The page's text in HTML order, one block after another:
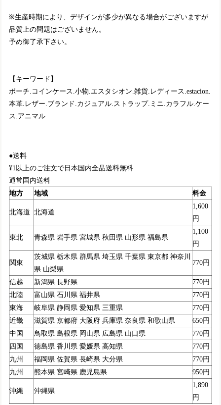
※生産時期により、デザインが多少が異なる場合がございますが
品質上の問題はございません。
予め御了承下さい。
【キーワード】
ポーチ.コインケース.小物.エスタシオン.雑貨.レディース.estacion.
本革.レザー.ブランド.カジュアル.ストラップ.ミニ.カラフル.ケー
ス.アニマル
●送料
¥1以上のご注文で日本国内全品送料無料
通常国内送料
地方
地域 料金
北海道 北海道
1,600
円
東北 青森県 岩手県 宮城県 秋田県 山形県 福島県
1,100
円
関東
茨城県 栃木県 群馬県 埼玉県 千葉県 東京都 神奈川
県 山梨県
770円
信越 新潟県 長野県
770円
北陸
富山県 石川県 福井県
770円
東海
岐阜県 静岡県 愛知県 三重県
770円
近畿
滋賀県 京都府 大阪府 兵庫県 奈良県 和歌山県
650円
中国
鳥取県 島根県 岡山県 広島県 山口県
770円
四国
徳島県 香川県 愛媛県 高知県
770円
九州
福岡県 佐賀県 長崎県 大分県
770円
九州
熊本県 宮崎県 鹿児島県 950円
沖縄 沖縄県
1,890
円